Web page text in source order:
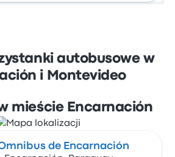
autobusowe w
i Montevideo
mieście Encarnación
de Encarnación